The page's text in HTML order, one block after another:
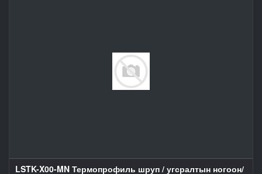
LSTK-X00-MN Термопрофиль шруп / угсралтын ногоон/